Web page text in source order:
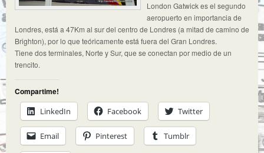
London Gatwick es el segundo
aeropuerto en importancia de
Londres, está a 47Km al sur del centro de Londres (a mitad de camino de
Brighton), por lo que teóricamente está fuera del Gran Londres.
Tiene dos terminales, Norte y Sur, que se conectan por medio de un
trencito.
Compartime!
LinkedIn
Facebook Twitter
Email Pinterest Tumblr